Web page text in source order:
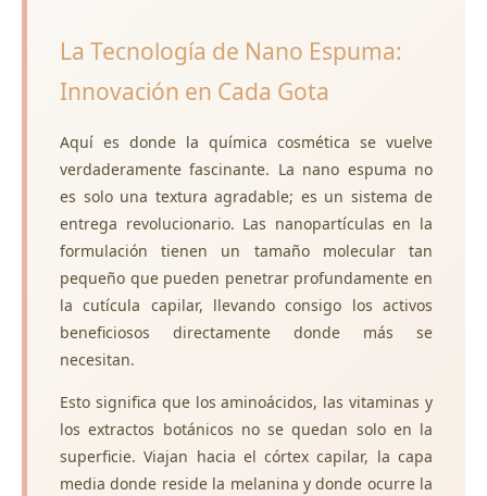
La Tecnología de Nano Espuma:
Innovación en Cada Gota
Aquí es donde la química cosmética se vuelve
verdaderamente fascinante. La nano espuma no
es solo una textura agradable; es un sistema de
entrega revolucionario. Las nanopartículas en la
formulación tienen un tamaño molecular tan
pequeño que pueden penetrar profundamente en
la cutícula capilar, llevando consigo los activos
beneficiosos directamente donde más se
necesitan.
Esto significa que los aminoácidos, las vitaminas y
los extractos botánicos no se quedan solo en la
superficie. Viajan hacia el córtex capilar, la capa
media donde reside la melanina y donde ocurre la